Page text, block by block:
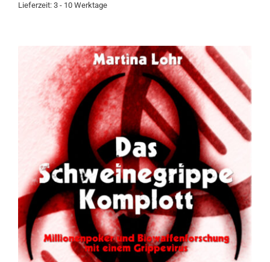
Lieferzeit: 3 - 10 Werktage